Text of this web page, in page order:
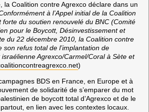
la Coalition contre Agrexco déclare dans un
à l’Appel initial de la Coalition
forte du soutien renouvelé du BNC (Comité
pour le Boycott, Désinvestissement et
du 22 décembre 2010, la Coalition contre
son refus total de l’implantation de
israélienne Agrexco/Carmel/Coral à Sète et
)
BDS en France, en Europe et à
de solidarité de s’emparer du mot
de boycott total d’Agrexco et de le
en lien avec les contextes locaux.